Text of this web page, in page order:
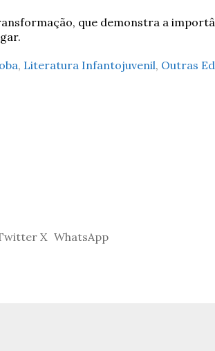
que demonstra a
, Literatura Infantojuvenil, Outras
X WhatsApp